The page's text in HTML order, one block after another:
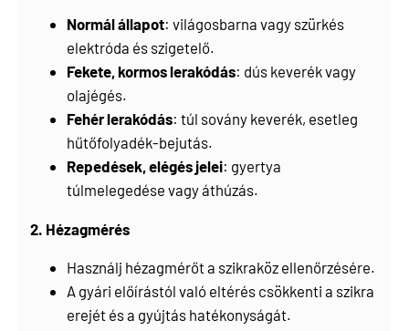
Normál állapot: világosbarna vagy szürkés
elektróda és szigetelő.
Fekete, kormos lerakódás: dús keverék vagy
olajégés.
Fehér lerakódás: túl sovány keverék, esetleg
hűtőfolyadék-bejutás.
Repedések, elégés jelei: gyertya
túlmelegedése vagy áthúzás.
2. Hézagmérés
Használj hézagmérőt a szikraköz ellenőrzésére.
A gyári előírástól való eltérés csökkenti a szikra
erejét és a gyújtás hatékonyságát.